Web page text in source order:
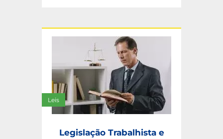
Leis
Legislação Trabalhista e